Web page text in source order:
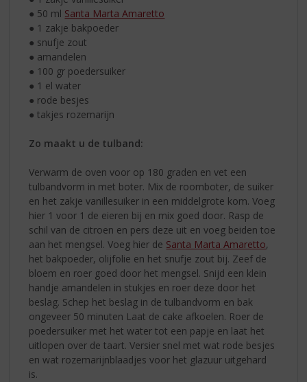
● 50 ml Santa Marta Amaretto
● 1 zakje bakpoeder
● snufje zout
● amandelen
● 100 gr poedersuiker
● 1 el water
● rode besjes
● takjes rozemarijn
Zo maakt u de tulband:
Verwarm de oven voor op 180 graden en vet een
tulbandvorm in met boter. Mix de roomboter, de suiker
en het zakje vanillesuiker in een middelgrote kom. Voeg
hier 1 voor 1 de eieren bij en mix goed door. Rasp de
schil van de citroen en pers deze uit en voeg beiden toe
aan het mengsel. Voeg hier de Santa Marta Amaretto,
het bakpoeder, olijfolie en het snufje zout bij. Zeef de
bloem en roer goed door het mengsel. Snijd een klein
handje amandelen in stukjes en roer deze door het
beslag. Schep het beslag in de tulbandvorm en bak
ongeveer 50 minuten Laat de cake afkoelen. Roer de
poedersuiker met het water tot een papje en laat het
uitlopen over de taart. Versier snel met wat rode besjes
en wat rozemarijnblaadjes voor het glazuur uitgehard
is.